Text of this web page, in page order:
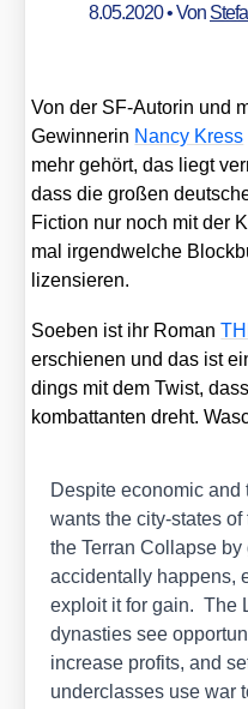
8.05.2020• Von
Von der SF-Autorin und
Gewin­ne­rin Nan­cy Kress
mehr gehört, das liegt
dass die gro­ßen
Fic­tion nur noch mit der
mal irgend­wel­che
lizen­sie­ren.
Soeben ist ihr Roman
erschie­nen und das ist
dings mit dem Twist,
kom­bat­tan­ten dreht.
Despi­te eco­no­mic
wants the city-sta­tes
the Ter­ran Col­lap­se
acci­den­tal­ly hap­pens,
exploit it for gain. The
dynasties see
increase pro­fits, and
under­clas­ses use war